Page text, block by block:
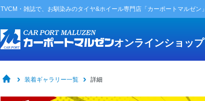
TVCM・雑誌で、お馴染みのタイヤ&ホイール専門店「カーポートマルゼン」
オンラインショップ
装着ギャラリー一覧 詳細